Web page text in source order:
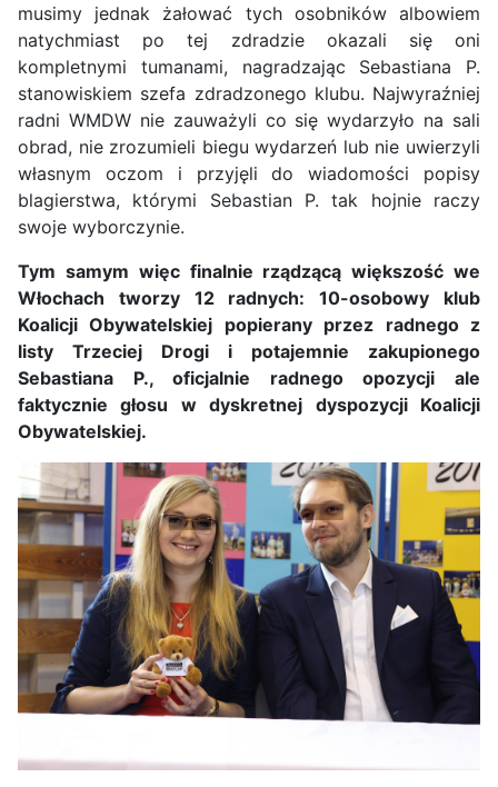
musimy jednak żałować tych osobników albowiem
natychmiast po tej zdradzie okazali się oni
kompletnymi tumanami, nagradzając Sebastiana P.
stanowiskiem szefa zdradzonego klubu. Najwyraźniej
radni WMDW nie zauważyli co się wydarzyło na sali
obrad, nie zrozumieli biegu wydarzeń lub nie uwierzyli
własnym oczom i przyjęli do wiadomości popisy
blagierstwa, którymi Sebastian P. tak hojnie raczy
swoje wyborczynie.
Tym samym więc finalnie rządzącą większość we
Włochach tworzy 12 radnych: 10-osobowy klub
Koalicji Obywatelskiej popierany przez radnego z
listy Trzeciej Drogi i potajemnie zakupionego
Sebastiana P., oficjalnie radnego opozycji ale
faktycznie głosu w dyskretnej dyspozycji Koalicji
Obywatelskiej.